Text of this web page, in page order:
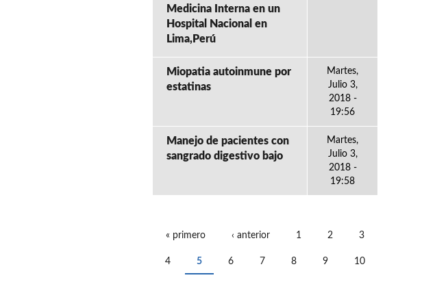
Medicina Interna en un
Hospital Nacional en
Lima,Perú
Miopatia autoinmune por
estatinas
Martes,
Julio 3,
2018 -
19:56
Manejo de pacientes con
sangrado digestivo bajo
Martes,
Julio 3,
2018 -
19:58
« primero ‹ anterior 1 2 3
4 5 6 7 8 9 10